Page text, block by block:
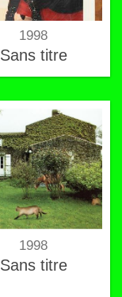
1998
Sans titre
1998
Sans titre